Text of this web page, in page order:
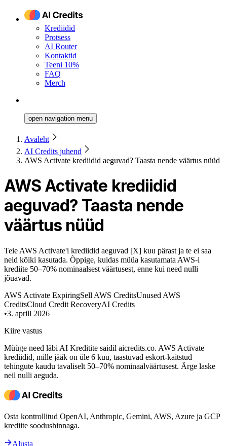
Krediidid
Protsess
AI Router
Kontaktid
Teeni 10%
FAQ
Merch
open navigation menu
Avaleht
AI Credits juhend
AWS Activate krediidid aeguvad? Taasta nende väärtus nüüd
AWS Activate krediidid
aeguvad? Taasta nende
väärtus nüüd
Teie AWS Activate'i krediidid aeguvad [X] kuu pärast ja te ei saa
neid kõiki kasutada. Õppige, kuidas müüa kasutamata AWS-i
krediite 50–70% nominaalsest väärtusest, enne kui need nulli
jõuavad.
AWS Activate ExpiringSell AWS CreditsUnused AWS
CreditsCloud Credit RecoveryAI Credits
•3. aprill 2026
Kiire vastus
Müüge need läbi AI Kreditite saidil aicredits.co. AWS Activate
krediidid, mille jääk on üle 6 kuu, taastuvad eskort-kaitstud
tehingute kaudu tavaliselt 50–70% nominaalväärtusest. Ärge laske
neil nulli aeguda.
Osta kontrollitud OpenAI, Anthropic, Gemini, AWS, Azure ja GCP
krediite soodushinnaga.
Alusta